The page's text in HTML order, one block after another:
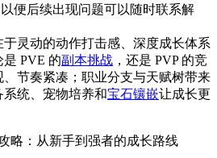
便后续出现问题可以随时联系解
于灵动的动作打击感、深度成长体系
PVE 的副本挑战 ，还是 PVP 的竞
节奏紧凑；职业分支与天赋树带来
统、宠物培养和宝石镶嵌让成长更